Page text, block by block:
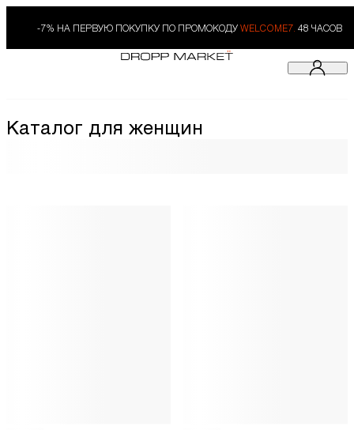
-7% НА ПЕРВУЮ ПОКУПКУ ПО ПРОМОКОДУ WELCOME7. 48 ЧАСОВ
Каталог для женщин